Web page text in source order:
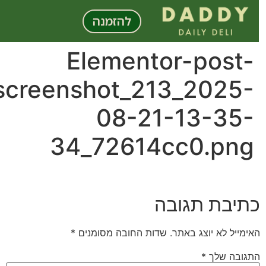
לתוכן
להזמנה
Elementor-post-
screenshot_213_2025-
08-21-13-35-
34_72614cc0.png
תגובה
לא יוצג באתר. שדות החובה מסומנים*
שלך*